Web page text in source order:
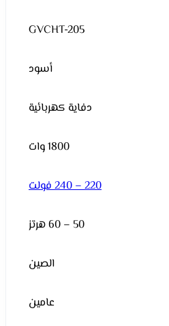
GVCHT-205
أسود
دفاية كهربائية
1800 وات
220 – 240 فولت
50 – 60 هرتز
الصين
عامين